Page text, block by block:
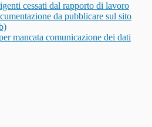
cessati dal rapporto di lavoro
da pubblicare sul sito
mancata comunicazione dei dati